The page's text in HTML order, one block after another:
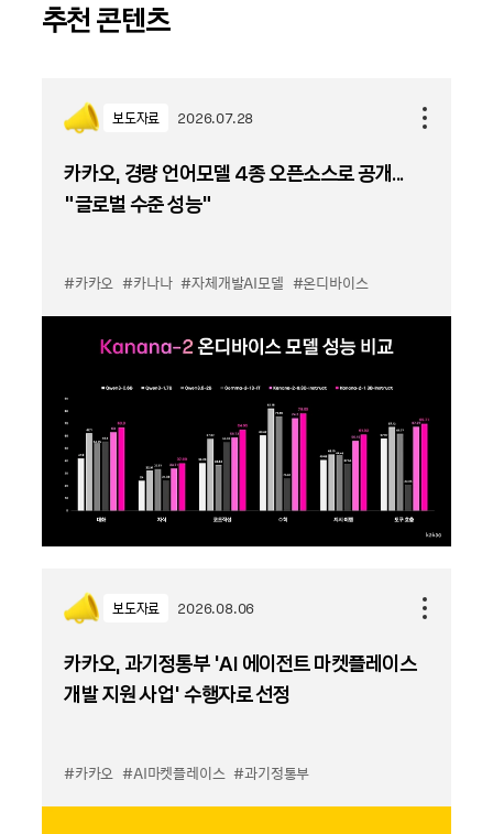
추천 콘텐츠
보도자료 2026.07.28
카카오, 경량 언어모델 4종 오픈소스로 공개...
“글로벌 수준 성능”
#카카오 #카나나 #자체개발AI모델 #온디바이스
보도자료 2026.08.06
카카오, 과기정통부 ‘AI 에이전트 마켓플레이스
개발 지원 사업’ 수행자로 선정
#카카오 #AI마켓플레이스 #과기정통부